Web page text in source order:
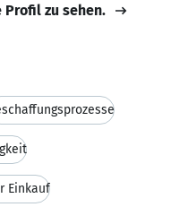
Profil zu sehen.
Einkauf